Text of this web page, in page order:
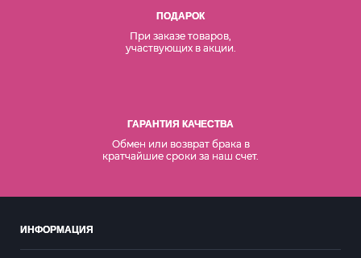
ПОДАРОК
При заказе товаров,
участвующих в акции.
ГАРАНТИЯ КАЧЕСТВА
Обмен или возврат брака в
кратчайшие сроки за наш счет.
ИНФОРМАЦИЯ